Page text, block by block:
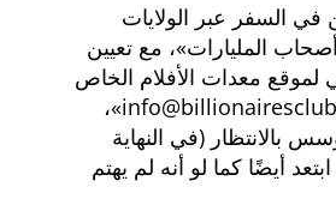
في السفر عبر الولايات
أصحاب المليارات ، مع تعيين
لموقع معدات الأفلام الخاص
،
بالانتظار (في النهاية
أيضًا كما لو أنه لم يهتم